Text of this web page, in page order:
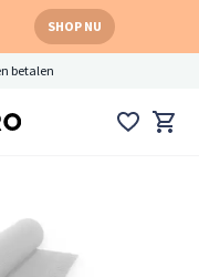
SHOP NU
betalen